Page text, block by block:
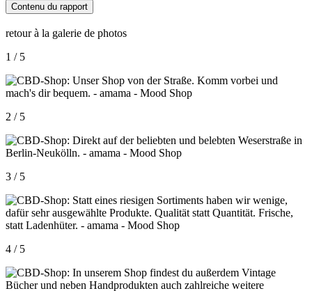
Contenu du rapport
retour à la galerie de photos
1 / 5
2 / 5
3 / 5
4 / 5